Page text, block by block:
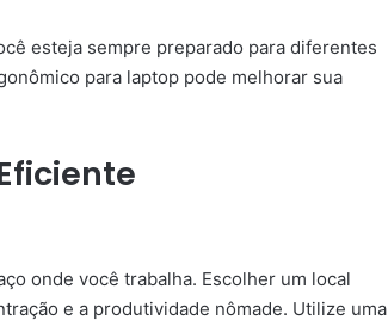
esteja sempre preparado para diferentes
para laptop pode melhorar sua
onde você trabalha. Escolher um local
e a produtividade nômade. Utilize uma